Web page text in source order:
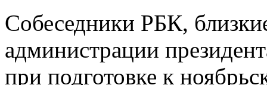
Собеседники РБК,
администрации
при подготовке к